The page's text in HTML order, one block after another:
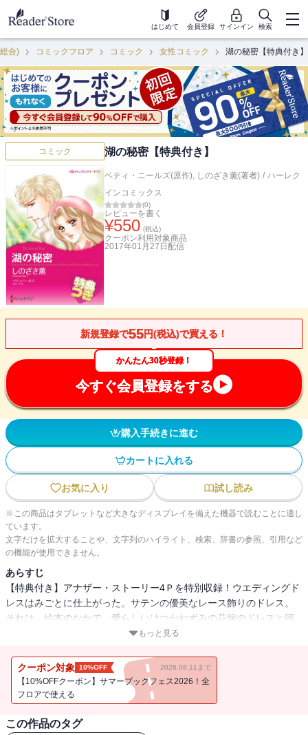
はじめて 会員登録 サインイン 検索
合) コミックフロア コミック 女性コミック 湖の秘密【特典付き】
コミック 湖の秘密【特典付き】
ベティ・ニールズ(原作), しのざき薫(著者) / ハーレク
インコミックス
(0)
レビューを書く
¥550 (税込)
クーポン利用対象商品
2017年01月27日 配信
新規登録で55円(税込)で買える！
かんたん30秒登録！
今すぐ会員登録をする
購入手続きに進む
カートに入れる
お気に入り 試し読み
※この商品はタブレットなど大きなディスプレイを備えた機器で読むことに適し
ています。
文字だけを拡大することや、文字列のハイライト、検索、辞書の参照、引用など
の機能が使用できません。
あらすじ
【特典付き】アナザー・ストーリー4Ｐを特別収録！ウエディングド
レスはみごとに仕上がった。サテンの優美なレース飾りのドレス。
それは、絵本のなかで、愛らしいはつかねずみの花嫁のドレスと同
じものを、特別注文したものだった。これを着て、フランは花嫁に
ランはリトリックと結婚する。リサの願いどおりの絵本そっくりの
ドレスで。リトリックの娘、母のいない6歳のリサが求めるママにな
り、あと半年という小さな命の最後の日々を幸せにするために。
もっと見る
クーポン対象 10%OFF 2026.08.11まで
【10%OFFクーポン】サマーブックフェス2026！全
フロアで使える
この作品のタグ